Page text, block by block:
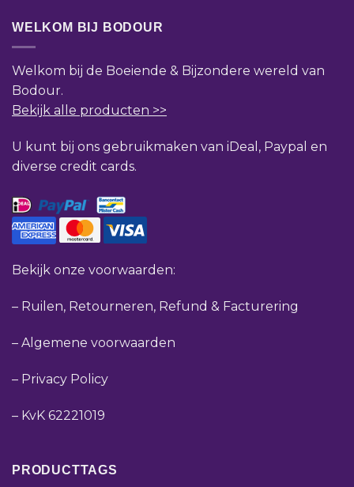
WELKOM BIJ BODOUR
Welkom bij de Boeiende & Bijzondere wereld van
Bodour.
Bekijk alle producten >>
U kunt bij ons gebruikmaken van iDeal, Paypal en
diverse credit cards.
Bekijk onze voorwaarden:
– Ruilen, Retourneren, Refund & Facturering
– Algemene voorwaarden
– Privacy Policy
– KvK 62221019
PRODUCTTAGS